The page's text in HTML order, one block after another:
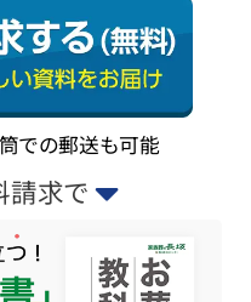
での郵送も可能
請求で